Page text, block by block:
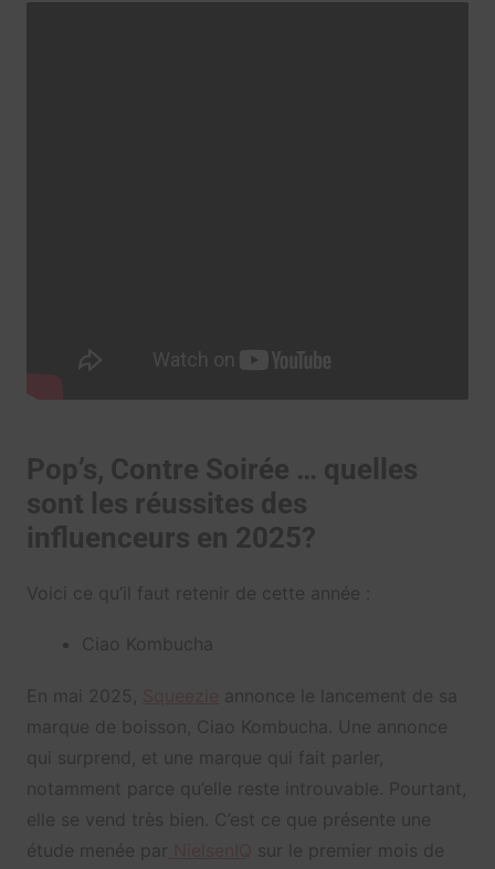
Pop’s, Contre Soirée … quelles
sont les réussites des
influenceurs en 2025?
Voici ce qu’il faut retenir de cette année :
Ciao Kombucha
En mai 2025,
annonce le lancement de sa
marque de boisson, Ciao Kombucha. Une annonce
qui surprend, et une marque qui fait parler,
notamment parce qu’elle reste introuvable. Pourtant,
elle se vend très bien. C’est ce que présente une
étude menée par
sur le premier mois de